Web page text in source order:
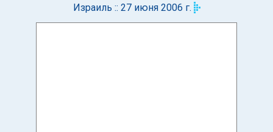
Израиль :: 27 июня 2006 г.